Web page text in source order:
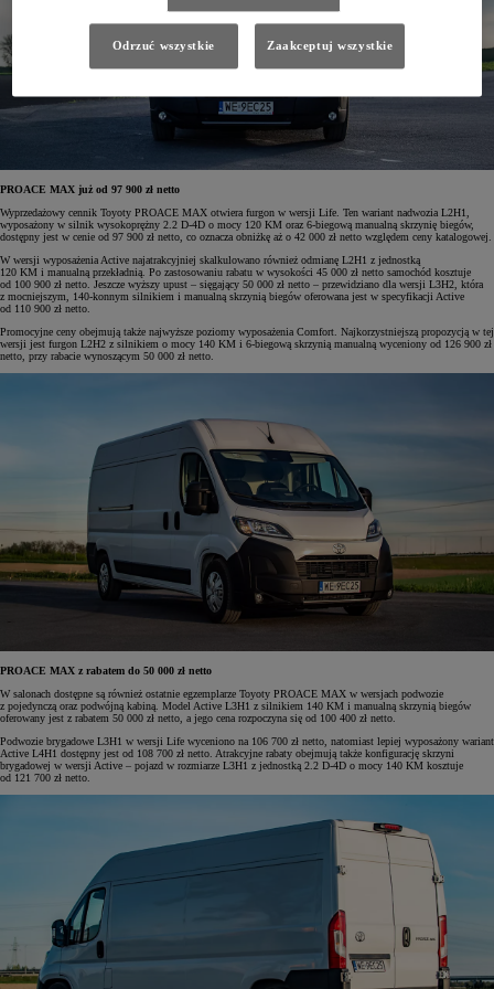
PROACE MAX już od 97 900 zł netto
Wyprzedażowy cennik Toyoty PROACE MAX otwiera furgon w wersji Life. Ten wariant nadwozia L2H1,
wyposażony w silnik wysokoprężny 2.2 D-4D o mocy 120 KM oraz 6-biegową manualną skrzynię biegów,
dostępny jest w cenie od 97 900 zł netto, co oznacza obniżkę aż o 42 000 zł netto względem ceny katalogowej.
W wersji wyposażenia Active najatrakcyjniej skalkulowano również odmianę L2H1 z jednostką
120 KM i manualną przekładnią. Po zastosowaniu rabatu w wysokości 45 000 zł netto samochód kosztuje
od 100 900 zł netto. Jeszcze wyższy upust – sięgający 50 000 zł netto – przewidziano dla wersji L3H2, która
z mocniejszym, 140-konnym silnikiem i manualną skrzynią biegów oferowana jest w specyfikacji Active
od 110 900 zł netto.
Promocyjne ceny obejmują także najwyższe poziomy wyposażenia Comfort. Najkorzystniejszą propozycją w tej
wersji jest furgon L2H2 z silnikiem o mocy 140 KM i 6-biegową skrzynią manualną wyceniony od 126 900 zł
netto, przy rabacie wynoszącym 50 000 zł netto.
PROACE MAX z rabatem do 50 000 zł netto
W salonach dostępne są również ostatnie egzemplarze Toyoty PROACE MAX w wersjach podwozie
z pojedynczą oraz podwójną kabiną. Model Active L3H1 z silnikiem 140 KM i manualną skrzynią biegów
oferowany jest z rabatem 50 000 zł netto, a jego cena rozpoczyna się od 100 400 zł netto.
Podwozie brygadowe L3H1 w wersji Life wyceniono na 106 700 zł netto, natomiast lepiej wyposażony wariant
Active L4H1 dostępny jest od 108 700 zł netto. Atrakcyjne rabaty obejmują także konfigurację skrzyni
brygadowej w wersji Active – pojazd w rozmiarze L3H1 z jednostką 2.2 D-4D o mocy 140 KM kosztuje
od 121 700 zł netto.
Odrzuć wszystkie Zaakceptuj wszystkie